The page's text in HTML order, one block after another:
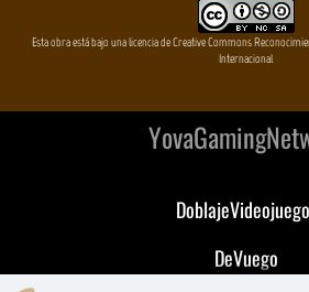
Esta obra está bajo una licencia de Creative Commons
Internacional
DeVuego